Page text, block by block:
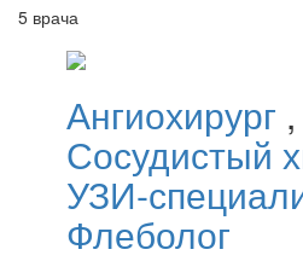
5 врача
Ангиохирург ,
Сосудистый
УЗИ-
Флеболог